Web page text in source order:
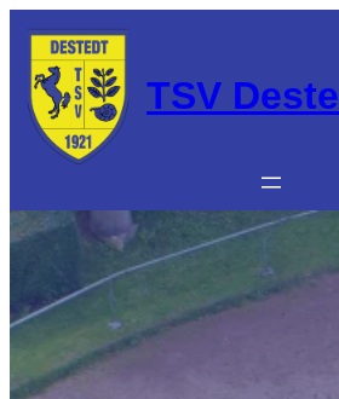
Inhalt
springen
TSV